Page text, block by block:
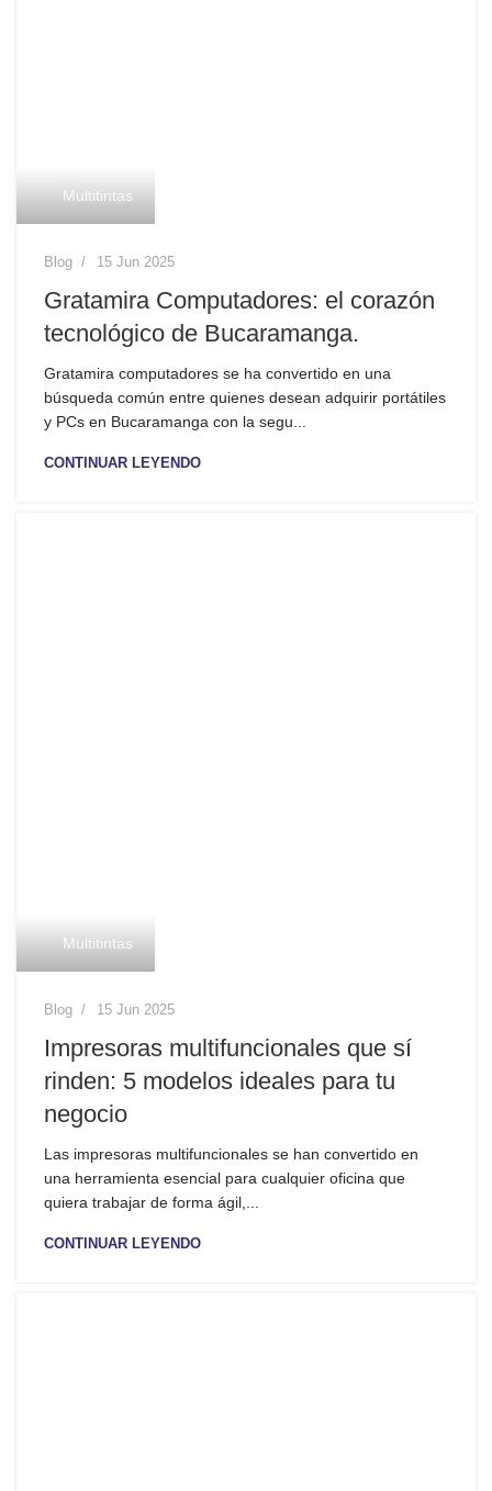
Multitintas
Blog 15 Jun 2025
Gratamira Computadores: el corazón
tecnológico de Bucaramanga.
Gratamira computadores se ha convertido en una
búsqueda común entre quienes desean adquirir portátiles
y PCs en Bucaramanga con la segu...
CONTINUAR LEYENDO
Multitintas
Blog 15 Jun 2025
Impresoras multifuncionales que sí
rinden: 5 modelos ideales para tu
negocio
Las impresoras multifuncionales se han convertido en
una herramienta esencial para cualquier oficina que
quiera trabajar de forma ágil,...
CONTINUAR LEYENDO